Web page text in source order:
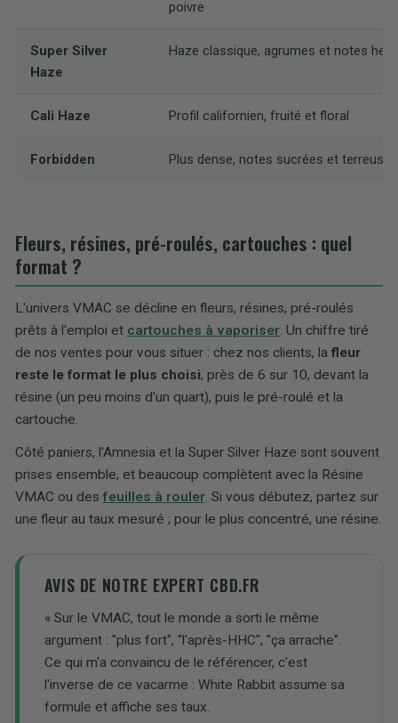
poivre
Super Silver
Haze
Haze classique, agrumes et notes
Cali Haze Profil californien, fruité et floral
Forbidden Plus dense, notes sucrées et terreuses
Fleurs, résines, pré-roulés, cartouches : quel
format ?
L'univers VMAC se décline en fleurs, résines, pré-roulés
prêts à l'emploi et cartouches à vaporiser. Un chiffre tiré
de nos ventes pour vous situer : chez nos clients, la fleur
reste le format le plus choisi, près de 6 sur 10, devant la
résine (un peu moins d'un quart), puis le pré-roulé et la
cartouche.
Côté paniers, l'Amnesia et la Super Silver Haze sont souvent
prises ensemble, et beaucoup complètent avec la Résine
VMAC ou des feuilles à rouler. Si vous débutez, partez sur
une fleur au taux mesuré ; pour le plus concentré, une résine.
AVIS DE NOTRE EXPERT CBD.FR
« Sur le VMAC, tout le monde a sorti le même
argument : "plus fort", "l'après-HHC", "ça arrache".
Ce qui m'a convaincu de le référencer, c'est
l'inverse de ce vacarme : White Rabbit assume sa
formule et affiche ses taux.